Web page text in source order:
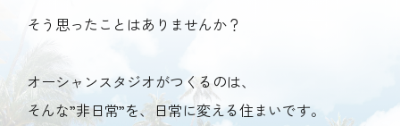
そう思ったことはありませんか？
オーシャンスタジオがつくるのは、
そんな”非日常”を、日常に変える住まいです。